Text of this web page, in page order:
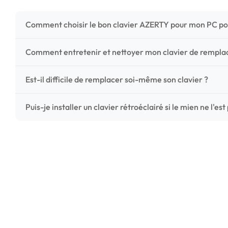
Comment choisir le bon clavier AZERTY pour mon PC
Pour ne pas vous tromper, vérifiez trois points critiques
Comment entretenir et nettoyer mon clavier de
Un entretien régulier prolonge la vie de vos touches.
Est-il difficile de remplacer soi-même son clavier ?
C'est une réparation accessible et très économique !
Puis-je installer un clavier rétroéclairé si le mien ne l'est